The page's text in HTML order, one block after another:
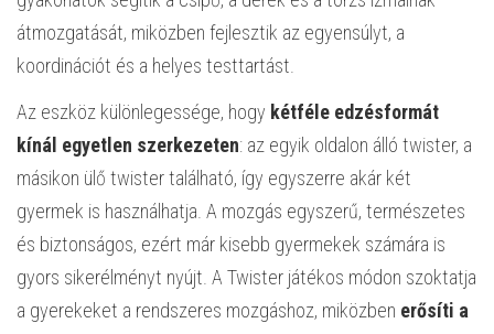
átmozgatását, miközben fejlesztik az egyensúlyt, a
koordinációt és a helyes testtartást.
Az eszköz különlegessége, hogy kétféle edzésformát
kínál egyetlen szerkezeten: az egyik oldalon álló twister, a
másikon ülő twister található, így egyszerre akár két
gyermek is használhatja. A mozgás egyszerű, természetes
és biztonságos, ezért már kisebb gyermekek számára is
gyors sikerélményt nyújt. A Twister játékos módon szoktatja
a gyerekeket a rendszeres mozgáshoz, miközben erősíti a